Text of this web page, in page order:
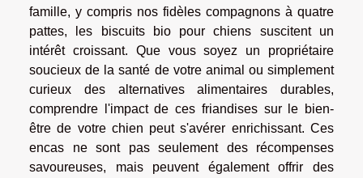
famille, y compris nos fidèles compagnons à quatre
pattes, les biscuits bio pour chiens suscitent un
intérêt croissant. Que vous soyez un propriétaire
soucieux de la santé de votre animal ou simplement
curieux des alternatives alimentaires durables,
comprendre l'impact de ces friandises sur le bien-
être de votre chien peut s'avérer enrichissant. Ces
encas ne sont pas seulement des récompenses
savoureuses, mais peuvent également offrir des